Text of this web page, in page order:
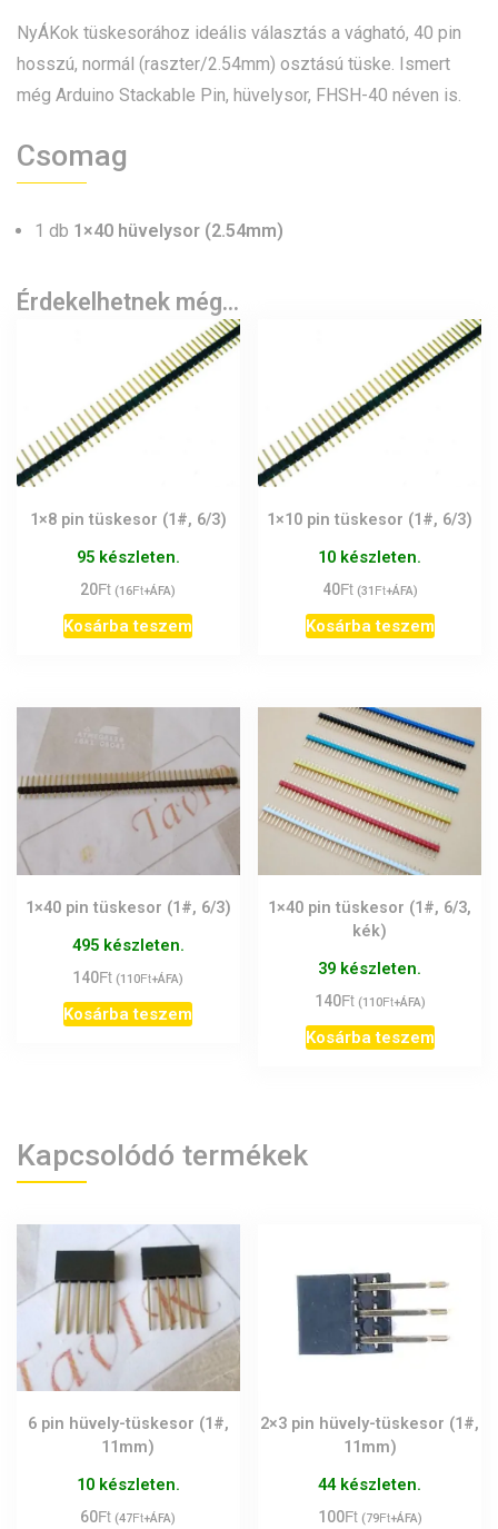
NyÁKok tüskesorához ideális választás a vágható, 40 pin
hosszú, normál (raszter/2.54mm) osztású tüske. Ismert
még Arduino Stackable Pin, hüvelysor, FHSH-40 néven is.
Csomag
1 db 1×40 hüvelysor (2.54mm)
Érdekelhetnek még…
1×8 pin tüskesor (1#, 6/3)
95 készleten.
20Ft (16Ft+ÁFA)
Kosárba teszem
1×10 pin tüskesor (1#, 6/3)
10 készleten.
40Ft (31 Ft+ÁFA)
Kosárba teszem
1×40 pin tüskesor (1#, 6/3)
495 készleten.
140Ft (110Ft+ÁFA)
Kosárba teszem
1×40 pin tüskesor (1#, 6/3,
kék)
39 készleten.
140Ft (110Ft+ÁFA)
Kosárba teszem
Kapcsolódó termékek
6 pin hüvely-tüskesor (1#,
11mm)
10 készleten.
60Ft (47Ft+ÁFA)
2×3 pin hüvely-tüskesor (1#,
11mm)
44 készleten.
100Ft (79Ft+ÁFA)